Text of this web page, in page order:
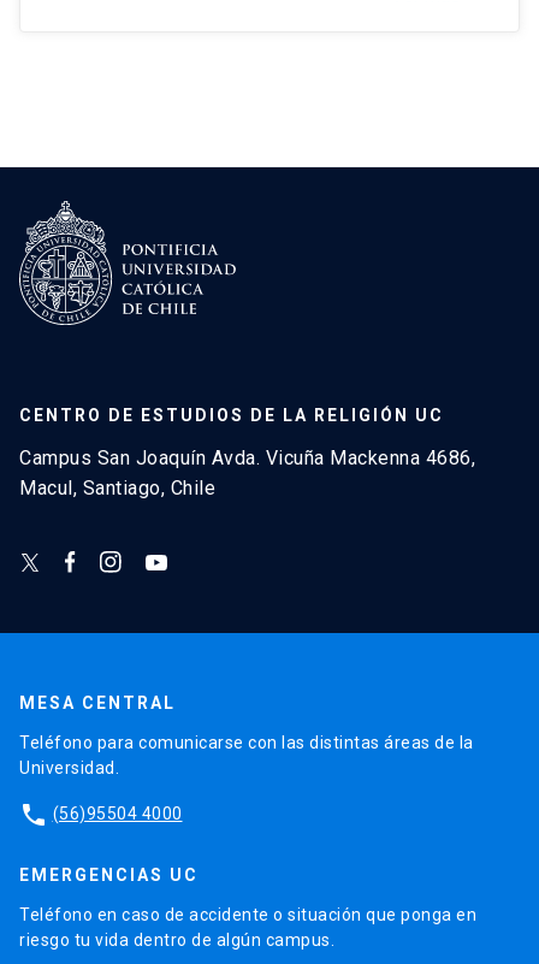
CENTRO DE ESTUDIOS DE LA RELIGIÓN UC
Campus San Joaquín Avda. Vicuña Mackenna 4686,
Macul, Santiago, Chile
MESA CENTRAL
Teléfono para comunicarse con las distintas áreas de la
Universidad.
phone (56)95504 4000
EMERGENCIAS UC
Teléfono en caso de accidente o situación que ponga en
riesgo tu vida dentro de algún campus.